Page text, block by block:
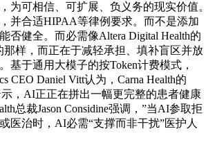
为可相信、可扩展、负义务的现实价值。
并合适HIPAA等律例要求。而不是添加
否健全。而必需像Altera Digital Health的
那样，而正在于减轻承担、填补盲区并放
基于通用大模子的按Token计费模式，
CEO Daniel Vitt认为，Carna Health的
示，AI正正在拼出一幅更完整的患者健康
总裁Jason Considine强调，”当AI参取拒
医治时，AI必需“支撑而非干扰”医护人